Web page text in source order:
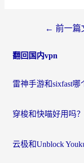
导
← 前一篇
翻回国内vpn